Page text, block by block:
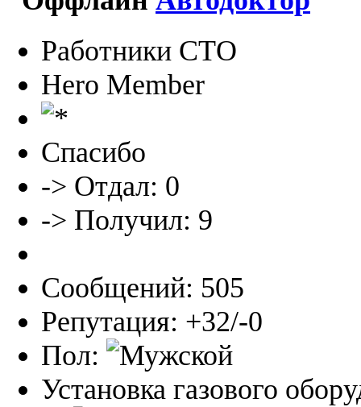
Работники СТО
Hero Member
Спасибо
-> Отдал: 0
-> Получил: 9
Сообщений: 505
Репутация: +32/-0
Пол:
Установка газового